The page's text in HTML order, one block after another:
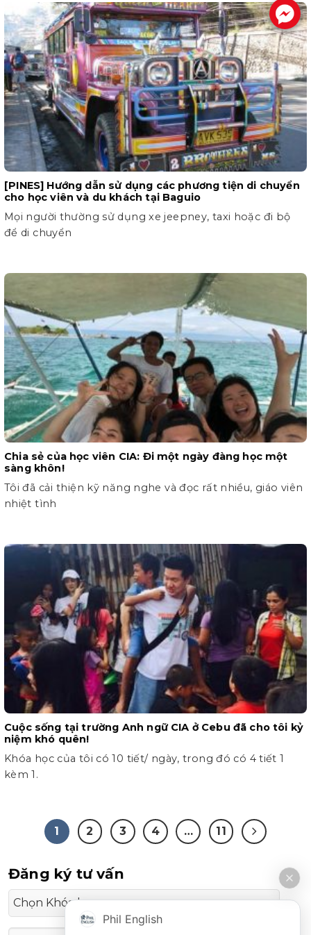
[PINES] Hướng dẫn sử dụng các phương tiện di chuyển
cho học viên và du khách tại Baguio
Mọi người thường sử dụng xe jeepney, taxi hoặc đi bộ
để di chuyển
Chia sẻ của học viên CIA: Đi một ngày đàng học một
sàng khôn!
Tôi đã cải thiện kỹ năng nghe và đọc rất nhiều, giáo viên
nhiệt tình
Cuộc sống tại trường Anh ngữ CIA ở Cebu đã cho tôi kỷ
niệm khó quên!
Khóa học của tôi có 10 tiết/ ngày, trong đó có 4 tiết 1
kèm 1.
1 2 3 4 … 11
Đăng ký tư vấn
.
Phil English